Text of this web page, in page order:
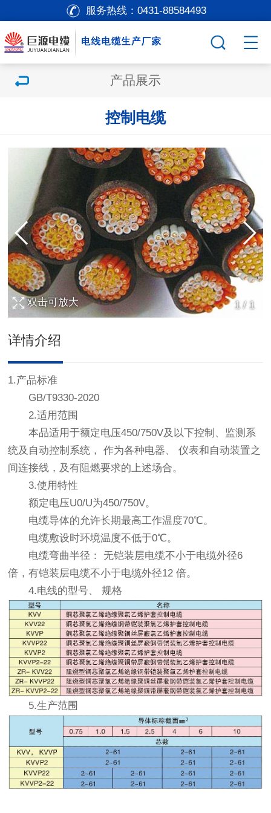
服务热线： 0431-88584493
产品展示
控制电缆
1/ 1
双击可放大
详情介绍
‌1.产品标准
GB/T9330-2020
2.适用范围
本品适用于额定电压450/750V及以下控制、监测系
统及自动控制系统， 作为各种电器、 仪表和自动装置之
间连接线，及有阻燃要求的上述场合。
3.使用特性
额定电压U0/U为450/750V。
电缆导体的允许长期最高工作温度70℃。
电缆敷设时环境温度不低于0℃。
电缆弯曲半径： 无铠装层电缆不小于电缆外径6
倍，有铠装层电缆不小于电缆外径12 倍。
4.电线的型号、 规格
5.生产范围